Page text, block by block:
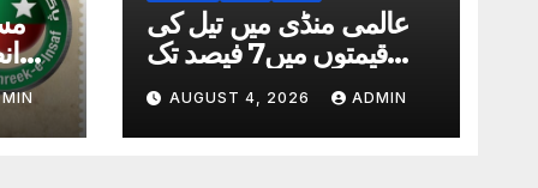
عالمی منڈی میں تیل کی
قیمتوں میں7 فیصد تک
کمیAUGUST 4, 2026 ADMIN